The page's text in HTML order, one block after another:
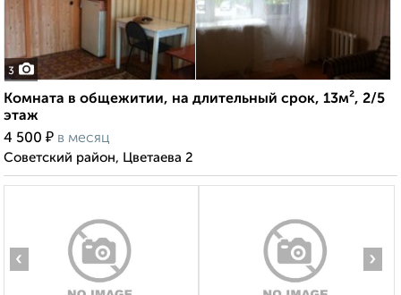
3
Комната в общежитии, на длительный срок, 13м², 2/5
этаж
4 500 ₽ в месяц
Советский район, Цветаева 2
‹ ›